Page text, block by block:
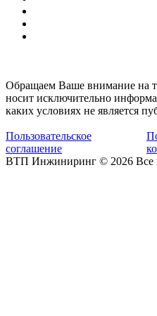
Обращаем Ваше внимание на
носит исключительно
каких условиях не является
Пользовательское
соглашение
ВТП Инжиниринг © 2026 Все